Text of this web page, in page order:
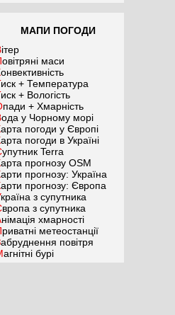
МАПИ ПОГОДИ
Вітер
Повітряні маси
Конвективність
Тиск + Температура
Тиск + Вологість
Опади + Хмарність
Вода у Чорному морі
Карта погоди у Європі
Карта погоди в Україні
Супутник Terra
Карта прогнозу OSM
Карти прогнозу: Україна
Карти прогнозу: Європа
Україна з супутника
Європа з супутника
Анімація хмарності
Приватні метеостанції
Забруднення повітря
Магнітні бурі